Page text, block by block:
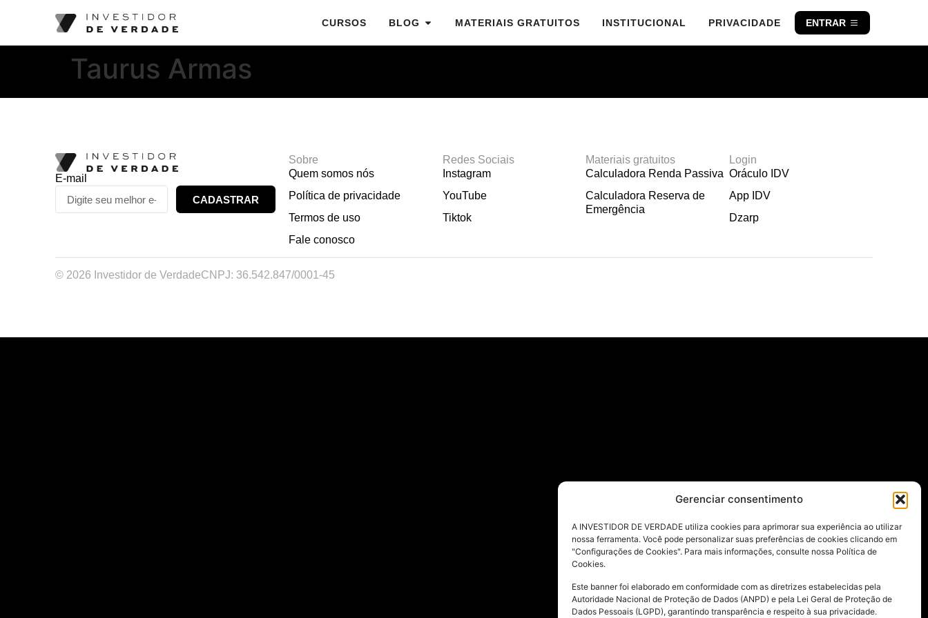
Gerenciar consentimento
A INVESTIDOR DE VERDADE utiliza cookies para aprimorar sua experiência ao utilizar
nossa ferramenta. Você pode personalizar suas preferências de cookies clicando em
"Configurações de Cookies". Para mais informações, consulte nossa Política de
Cookies.
Este banner foi elaborado em conformidade com as diretrizes estabelecidas pela
Autoridade Nacional de Proteção de Dados (ANPD) e pela Lei Geral de Proteção de
Dados Pessoais (LGPD), garantindo transparência e respeito à sua privacidade.
CURSOS BLOG MATERIAIS GRATUITOS INSTITUCIONAL PRIVACIDADE ENTRAR
Taurus Armas
E-mail
CADASTRAR
Sobre
Quem somos nós
Política de privacidade
Termos de uso
Fale conosco
Redes Sociais
Instagram
YouTube
Tiktok
Materiais gratuitos
Calculadora Renda Passiva
Calculadora Reserva de
Emergência
Login
Oráculo IDV
App IDV
Dzarp
© 2026 Investidor de VerdadeCNPJ: 36.542.847/0001-45